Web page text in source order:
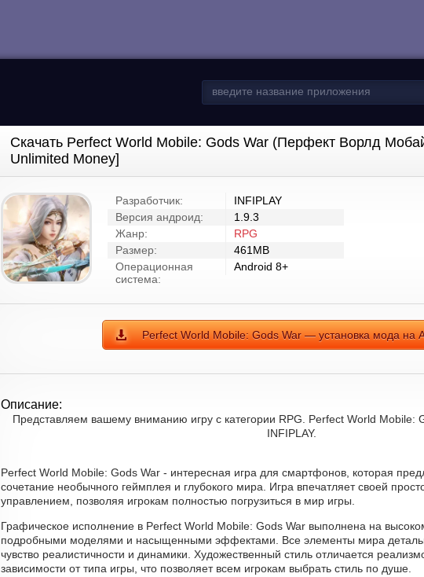
Скачать Perfect World Mobile: Gods War (Перфект Ворлд
Unlimited Money]
Разработчик:
INFIPLAY
Версия андроид:
1.9.3
Жанр:
RPG
Размер:
461MB
Операционная
система:
Android 8+
Perfect World Mobile: Gods War — установка мода на
Описание:
Представляем вашему вниманию игру с категории RPG. Perfect World Mobile:
INFIPLAY.
Perfect World Mobile: Gods War - интересная игра для смартфонов, которая
сочетание необычного геймплея и глубокого мира. Игра впечатляет своей
управлением, позволяя игрокам полностью погрузиться в мир игры.
Графическое исполнение в Perfect World Mobile: Gods War выполнена на
подробными моделями и насыщенными эффектами. Все элементы мира
чувство реалистичности и динамики. Художественный стиль отличается
зависимости от типа игры, что позволяет всем игрокам выбрать стиль по душе.